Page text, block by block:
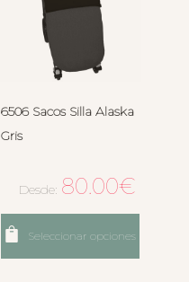
6506 Sacos Silla Alaska
Gris
Desde: 80.00€
Seleccionar opciones